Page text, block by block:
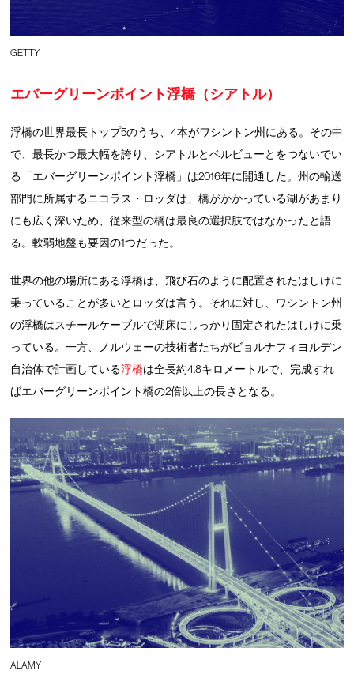
GETTY
エバーグリーンポイント浮橋（シアトル）
浮橋の世界最長トップ5のうち、4本がワシントン州にある。その中
で、最長かつ最大幅を誇り、シアトルとベルビューとをつないでい
る「エバーグリーンポイント浮橋」は2016年に開通した。州の輸送
部門に所属するニコラス・ロッダは、橋がかかっている湖があまり
にも広く深いため、従来型の橋は最良の選択肢ではなかったと語
る。軟弱地盤も要因の1つだった。
世界の他の場所にある浮橋は、飛び石のように配置されたはしけに
乗っていることが多いとロッダは言う。それに対し、ワシントン州
の浮橋はスチールケーブルで湖床にしっかり固定されたはしけに乗
っている。一方、ノルウェーの技術者たちがビョルナフィヨルデン
自治体で計画している浮橋は全長約4.8キロメートルで、完成すれ
ばエバーグリーンポイント橋の2倍以上の長さとなる。
ALAMY